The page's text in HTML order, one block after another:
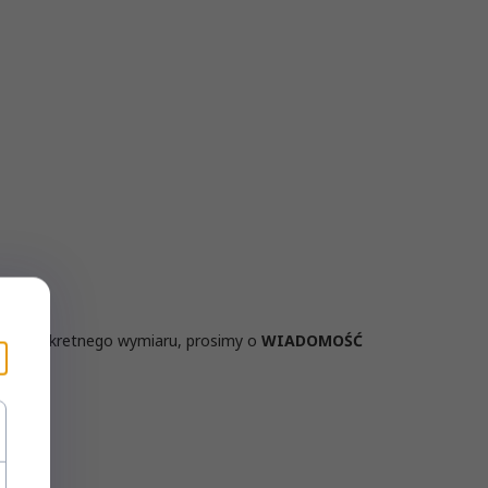
konkretnego wymiaru, prosimy o WIADOMOŚĆ